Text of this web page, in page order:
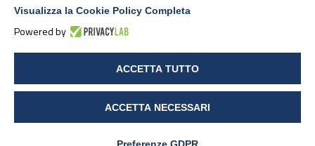
Modifica preferenze Cookies
Visualizza la Cookie Policy Completa
Powered by
ACCETTA TUTTO
ACCETTA NECESSARI